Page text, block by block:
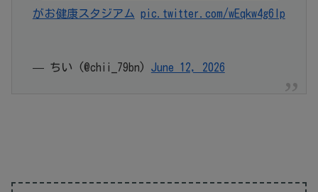
がお健康スタジアム pic.twitter.com/wEqkw4g6lp
— ちい (@chii_79bn) June 12, 2026